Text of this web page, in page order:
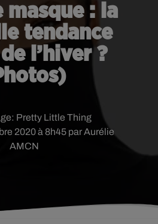
masque : la
tendance
l’hiver ?
2020 à 8h45 par Aurélie
AMCN
Pretty Little Thing